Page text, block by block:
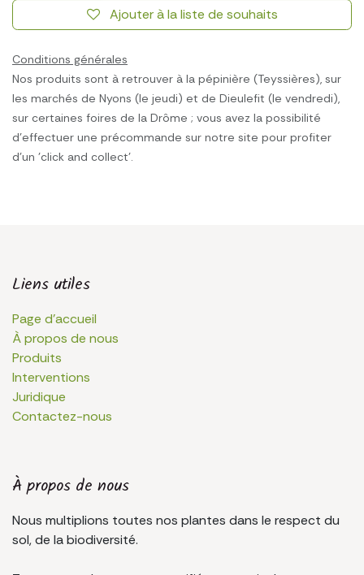
Ajouter à la liste de souhaits
Conditions générales
Nos produits sont à retrouver à la pépinière (Teyssières), sur
les marchés de Nyons (le jeudi) et de Dieulefit (le vendredi),
sur certaines foires de la Drôme ; vous avez la possibilité
d'effectuer une précommande sur notre site pour profiter
d'un 'click and collect'.
Liens utiles
Page d'accueil
À propos de nous
Produits
Interventions
Juridique
Contactez-nous
À propos de nous
Nous multiplions toutes nos plantes dans le respect du
sol, de la biodiversité.